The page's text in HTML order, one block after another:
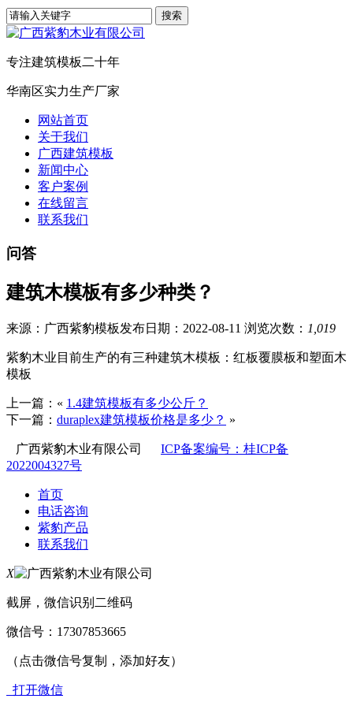
专注建筑模板二十年
华南区实力生产厂家
网站首页
关于我们
广西建筑模板
新闻中心
客户案例
在线留言
联系我们
问答
建筑木模板有多少种类？
来源：广西紫豹模板发布日期：2022-08-11 浏览次数： 1,019
紫豹木业目前生产的有三种建筑木模板：红板覆膜板和塑面木
模板
上一篇：« 1.4建筑模板有多少公斤？
下一篇： duraplex建筑模板价格是多少？ »
广西紫豹木业有限公司 ICP备案编号：桂ICP备
2022004327号
首页
电话咨询
紫豹产品
联系我们
X
截屏，微信识别二维码
微信号： 17307853665
（点击微信号复制，添加好友）
打开微信